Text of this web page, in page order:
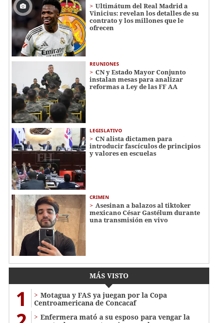
Ultimátum del Real Madrid a
Vinicius: revelan los detalles de su
contrato y los millones que le
ofrecen
REUNIONES
CN y Estado Mayor Conjunto
instalan mesas para analizar
reformas a Ley de las FF AA
LEGISLATIVO
CN alista dictamen para
introducir fascículos de principios
y valores en escuelas
CRIMEN
Asesinan a balazos al tiktoker
mexicano César Gastélum durante
una transmisión en vivo
MÁS VISTO
1
Motagua y FAS ya juegan por la Copa
Centroamericana de Concacaf
Enfermera mató a su esposo para vengar la